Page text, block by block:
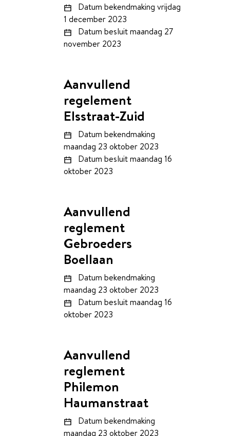
Datum bekendmaking vrijdag
1 december 2023
Datum besluitmaandag 27
november 2023
Aanvullend
regelement
Elsstraat-Zuid
Datum bekendmaking
maandag 23 oktober 2023
Datum besluitmaandag 16
oktober 2023
Aanvullend
reglement
Gebroeders
Boellaan
Datum bekendmaking
maandag 23 oktober 2023
Datum besluitmaandag 16
oktober 2023
Aanvullend
reglement
Philemon
Haumanstraat
Datum bekendmaking
maandag 23 oktober 2023